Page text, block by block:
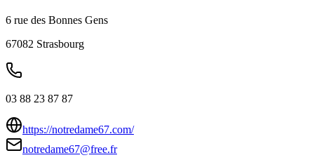
6 rue des Bonnes Gens
67082 Strasbourg
03 88 23 87 87
https://notredame67.com/
notredame67@free.fr